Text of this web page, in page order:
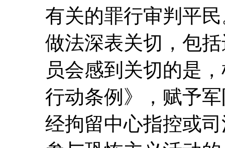
有关的罪行审判平
做法深表关切，包
员会感到关切的是
行动条例》，赋予
经拘留中心指控或